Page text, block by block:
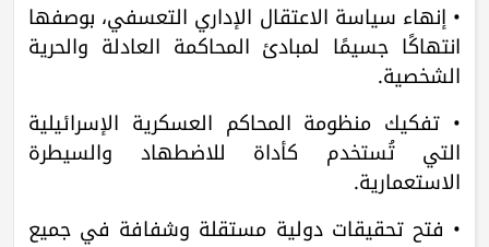
• إنهاء سياسة الاعتقال الإداري التعسفي، بوصفها
انتهاكًا جسيمًا لمبادئ المحاكمة العادلة والحرية
الشخصية.
• تفكيك منظومة المحاكم العسكرية الإسرائيلية
التي تُستخدم كأداة للاضطهاد والسيطرة
الاستعمارية.
• فتح تحقيقات دولية مستقلة وشفافة في جميع